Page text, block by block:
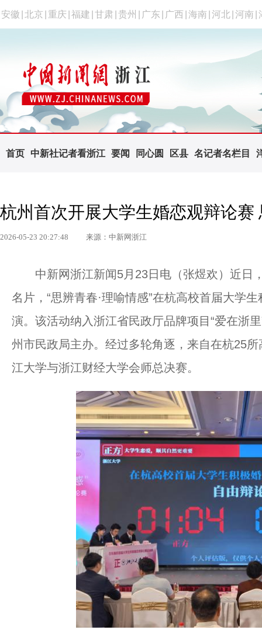
安徽 北京 重庆 福建 甘肃 贵州 广东 广西 海南 河北 河南
首页 中新社记者看浙江 要闻 同心圆 区县 名记者名栏目
杭州首次开展大学生婚恋观辩论赛
2026-05-23 20:27:48 来源：中新网浙江
中新网浙江新闻5月23日电（张煜欢）近日，
名片，“思辨青春·理喻情感”在杭高校首届大学
演。该活动纳入浙江省民政厅品牌项目“爱在浙
州市民政局主办。经过多轮角逐，来自在杭25
江大学与浙江财经大学会师总决赛。